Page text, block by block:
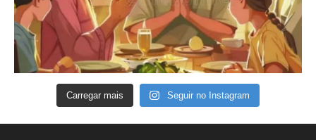
Carregar mais Seguir no Instagram